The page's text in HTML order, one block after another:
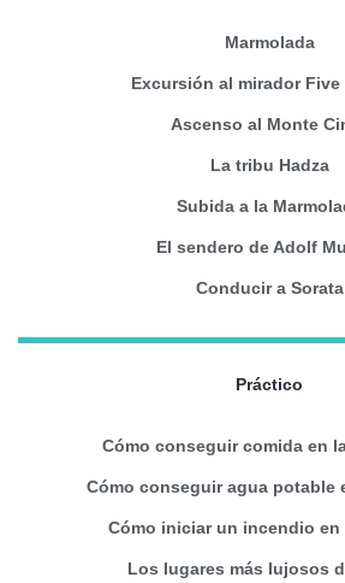
Marmolada
Excursión al mirador Five
Ascenso al Monte
La tribu Hadza
Subida a la
El sendero de Adolf
Conducir a Sorata
Práctico
Cómo conseguir comida en
Cómo conseguir agua potable
Cómo iniciar un incendio en
Los lugares más lujosos